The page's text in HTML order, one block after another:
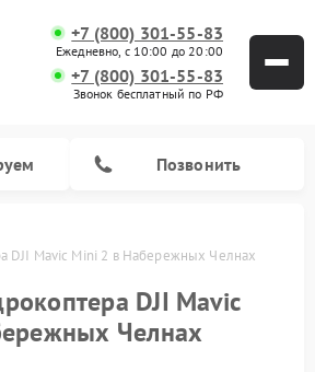
+7 (800) 301-55-83
Ежедневно, с 10:00 до 20:00
+7 (800) 301-55-83
Звонок бесплатный по РФ
Позвонить
DJI Mavic Mini 2 в Набережных Челнах
DJI Mavic
Челнах